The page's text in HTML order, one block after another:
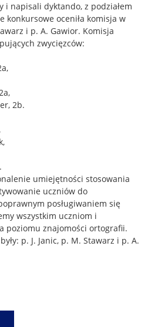
i napisali dyktando, z podziałem
konkursowe oceniła komisja w
i p. A. Gawior. Komisja
zwycięzców:
2b.
umiejętności stosowania
uczniów do
posługiwaniem się
wszystkim uczniom i
poziomu znajomości ortografii.
p. J. Janic, p. M. Stawarz i p. A.